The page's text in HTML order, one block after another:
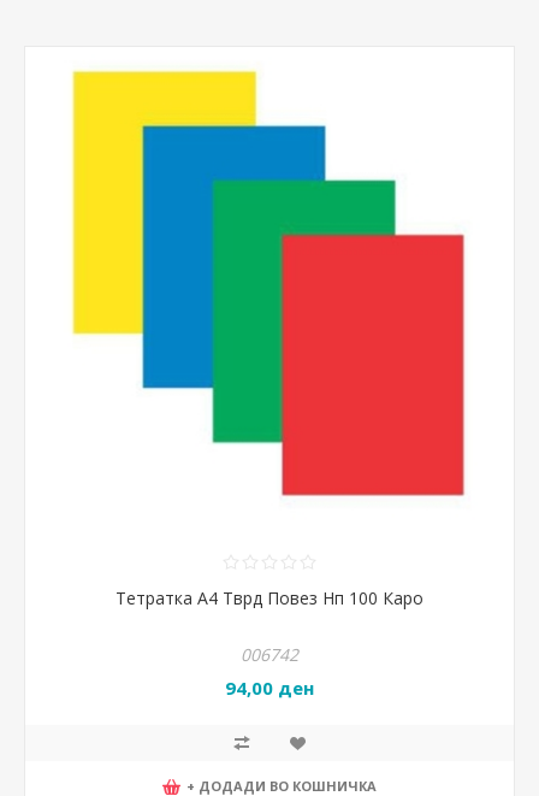
Тетратка А4 Тврд Повез Нп 100 Каро
006742
94,00 ден
+ ДОДАДИ ВО КОШНИЧКА